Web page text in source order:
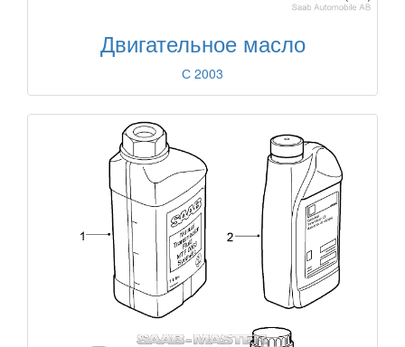
Двигательное масло
С 2003